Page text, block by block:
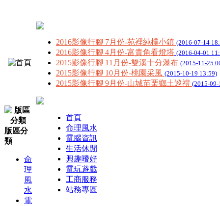
2016影像行腳 7月份-苑裡純樸小鎮 (2016-07-14
2016影像行腳 4月份-富貴角看燈塔 (2016-04-01
2015影像行腳 11月份-雙溪十分瀑布 (2015-11-25
2015影像行腳 10月份-桃園采風 (2015-10-19 13:59)
2015影像行腳 9月份-山城苗栗鄉土巡禮 (2015-
版區分
類
命
理
風
水
電
首頁
命理風水
電腦資訊
生活休閒
興趣嗜好
電玩遊戲
工商服務
站務專區